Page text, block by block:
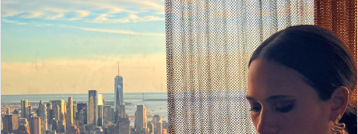
w
o
n
n
e
m
i